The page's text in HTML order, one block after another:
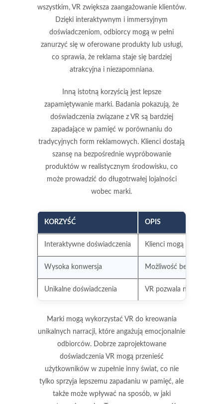
wszystkim, VR zwiększa zaangażowanie klientów.
Dzięki interaktywnym i immersyjnym
doświadczeniom, odbiorcy mogą w pełni
zanurzyć się w oferowane produkty lub usługi,
co sprawia, że reklama staje się bardziej
atrakcyjna i niezapomniana.
Inną istotną korzyścią jest lepsze
zapamiętywanie marki. Badania pokazują, że
doświadczenia związane z VR są bardziej
zapadające w pamięć w porównaniu do
tradycyjnych form reklamowych. Klienci dostają
szansę na bezpośrednie wypróbowanie
produktów w realistycznym środowisku, co
może prowadzić do długotrwałej lojalności
wobec marki.
KORZYŚĆ OPIS
Interaktywne doświadczenia Klienci mogą wchodzić
Wysoka konwersja Możliwość
Unikalne doświadczenia VR pozwala na
Marki mogą wykorzystać VR do kreowania
unikalnych narracji, które angażują emocjonalnie
odbiorców. Dobrze zaprojektowane
doświadczenia VR mogą przenieść
użytkowników w zupełnie inny świat, co nie
tylko sprzyja lepszemu zapadaniu w pamięć, ale
także może wpływać na sposób, w jaki